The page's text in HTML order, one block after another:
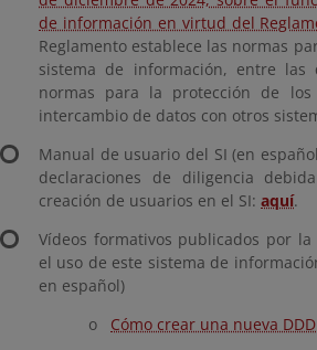
de información en virtud del
Reglamento establece las normas
sistema de información, entre las
normas para la protección de
intercambio de datos con otros
Manual de usuario del SI (en
declaraciones de diligencia
creación de usuarios en el SI: aquí.
Vídeos formativos publicados por la
el uso de este sistema de
en español)
o Cómo crear una nueva DDD